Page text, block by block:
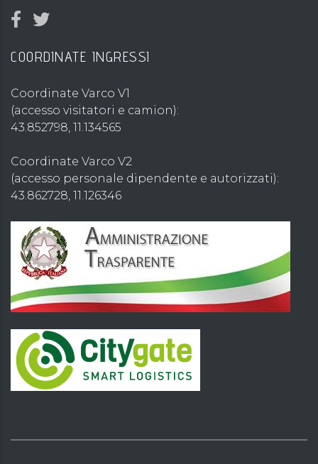
COORDINATE INGRESSI
Coordinate Varco V1
(accesso visitatori e camion):
43.852798, 11.134565
Coordinate Varco V2
(accesso personale dipendente e autorizzati):
43.862728, 11.126346